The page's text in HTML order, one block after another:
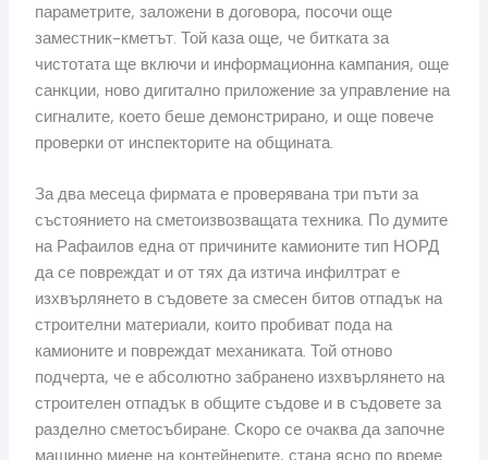
параметрите, заложени в договора, посочи още
заместник-кметът. Той каза още, че битката за
чистотата ще включи и информационна кампания, още
санкции, ново дигитално приложение за управление на
сигналите, което беше демонстрирано, и още повече
проверки от инспекторите на общината.
За два месеца фирмата е проверявана три пъти за
състоянието на сметоизвозващата техника. По думите
на Рафаилов една от причините камионите тип НОРД
да се повреждат и от тях да изтича инфилтрат е
изхвърлянето в съдовете за смесен битов отпадък на
строителни материали, които пробиват пода на
камионите и повреждат механиката. Той отново
подчерта, че е абсолютно забранено изхвърлянето на
строителен отпадък в общите съдове и в съдовете за
разделно сметосъбиране. Скоро се очаква да започне
машинно миене на контейнерите, стана ясно по време